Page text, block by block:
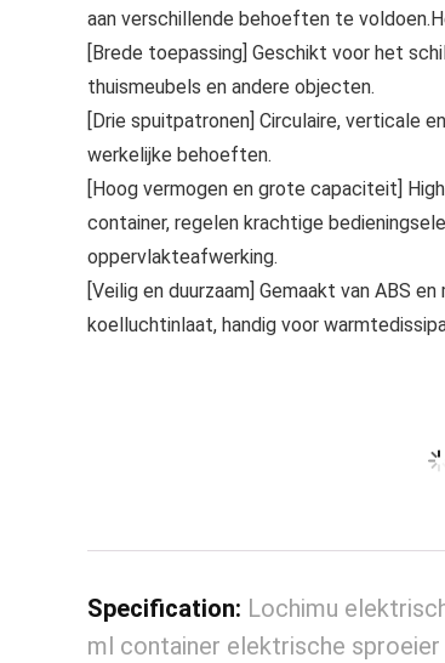
aan verschillende behoeften te
[Brede toepassing] Geschikt voor het
thuismeubels en andere objecten.
[Drie spuitpatronen] Circulaire, verticale
werkelijke behoeften.
[Hoog vermogen en grote capaciteit]
container, regelen krachtige
oppervlakteafwerking.
[Veilig en duurzaam] Gemaakt van ABS
koelluchtinlaat, handig voor
Specification: Lochimu
ml container elektrische